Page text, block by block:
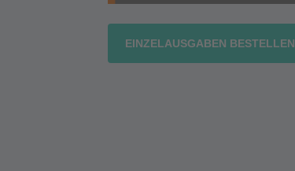
EINZELAUSGABEN BESTELLEN